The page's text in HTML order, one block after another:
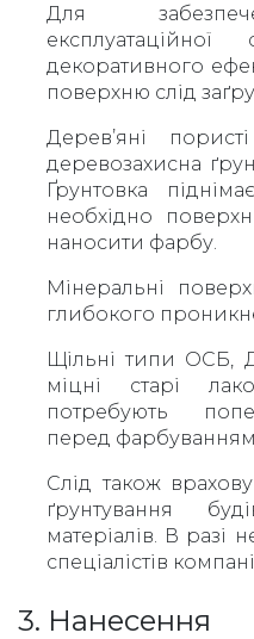
Для
декоративного
поверхню слід
Дерев’яні
деревозахисна
Ґрунтовка
необхідно
наносити фарбу.
Мінеральні
глибокого
Щільні типи ОСБ,
міцні старі
потребують
перед фарбуванням.
Слід також
ґрунтування
матеріалів. В разі
спеціалістів
3. Нанесення